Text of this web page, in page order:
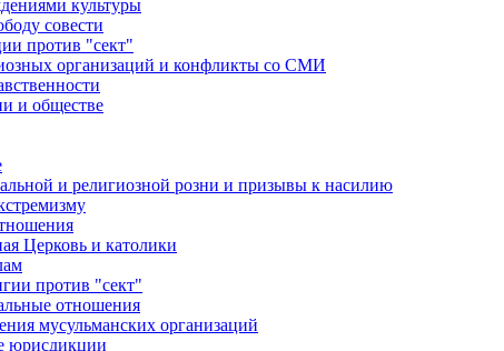
культуры
совести
против "сект"
организаций и конфликты со СМИ
и обществе
и религиозной розни и призывы к насилию
Церковь и католики
против "сект"
отношения
мусульманских организаций
юрисдикции